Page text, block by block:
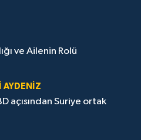
ve Ailenin Rolü
AYDENIZ
açısından Suriye ortak